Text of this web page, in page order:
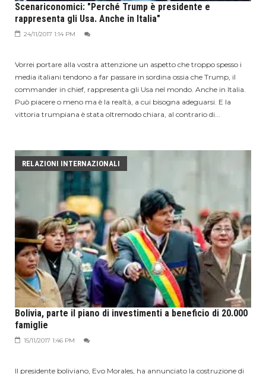
Scenariconomici: "Perché Trump è presidente e
rappresenta gli Usa. Anche in Italia"
24/11/2017 1:14 PM
Vorrei portare alla vostra attenzione un aspetto che troppo spesso i
media italiani tendono a far passare in sordina ossia che Trump, il
commander in chief, rappresenta gli Usa nel mondo. Anche in Italia.
Può piacere o meno ma è la realtà, a cui bisogna adeguarsi. E la
vittoria trumpiana è stata oltremodo chiara, al contrario di...
RELAZIONI INTERNAZIONALI
Bolivia, parte il piano di investimenti a beneficio di 20.000
famiglie
15/11/2017 1:46 PM
Il presidente boliviano, Evo Morales, ha annunciato la costruzione di